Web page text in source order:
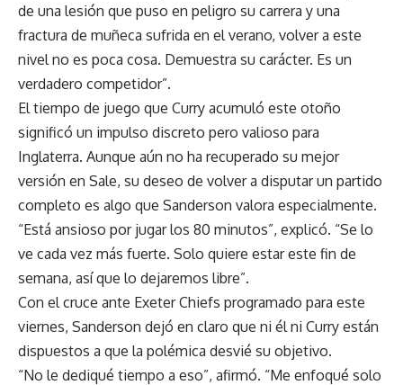
de una lesión que puso en peligro su carrera y una
fractura de muñeca sufrida en el verano, volver a este
nivel no es poca cosa. Demuestra su carácter. Es un
verdadero competidor”.
El tiempo de juego que Curry acumuló este otoño
significó un impulso discreto pero valioso para
Inglaterra. Aunque aún no ha recuperado su mejor
versión en Sale, su deseo de volver a disputar un partido
completo es algo que Sanderson valora especialmente.
“Está ansioso por jugar los 80 minutos”, explicó. “Se lo
ve cada vez más fuerte. Solo quiere estar este fin de
semana, así que lo dejaremos libre”.
Con el cruce ante Exeter Chiefs programado para este
viernes, Sanderson dejó en claro que ni él ni Curry están
dispuestos a que la polémica desvié su objetivo.
“No le dediqué tiempo a eso”, afirmó. “Me enfoqué solo